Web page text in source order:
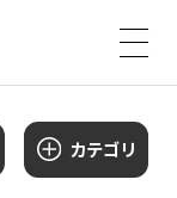
カテゴリ
サ
イ
ト
タ
イ